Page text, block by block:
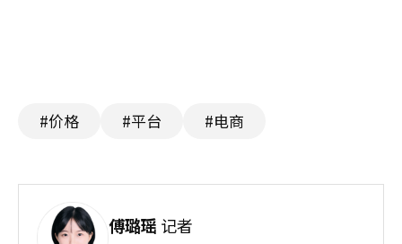
#价格 #平台 #电商
傅璐瑶 记者